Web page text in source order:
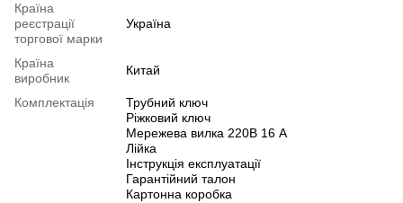
Країна
реєстрації
торгової марки
Україна
Країна
виробник
Китай
Комплектація
Трубний ключ
Ріжковий ключ
Мережева вилка 220В 16 А
Лійка
Інструкція експлуатації
Гарантійний талон
Картонна коробка